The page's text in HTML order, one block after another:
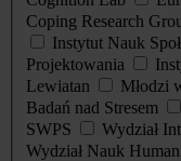
Coping Research
Instytut Nauk
Projektowania
Lewiatan
Młodzi
Badań nad Stresem
SWPS
Wydział
Wydział Nauk